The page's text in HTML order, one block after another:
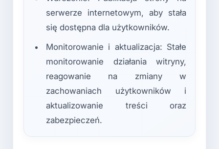
serwerze internetowym, aby stała
się dostępna dla użytkowników.
Monitorowanie i aktualizacja: Stałe
monitorowanie działania witryny,
reagowanie na zmiany w
zachowaniach użytkowników i
aktualizowanie treści oraz
zabezpieczeń.